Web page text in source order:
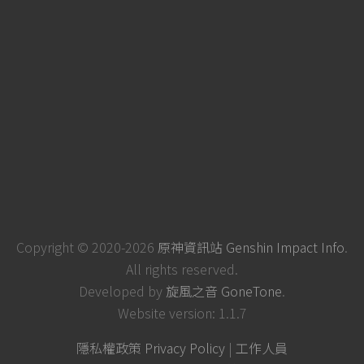
Copyright © 2020-2026 原神資訊站 Genshin Impact Info.
All rights reserved.
Developed by 旋風之音 GoneTone.
Website version: 1.1.7
隱私權政策 Privacy Policy | 工作人員